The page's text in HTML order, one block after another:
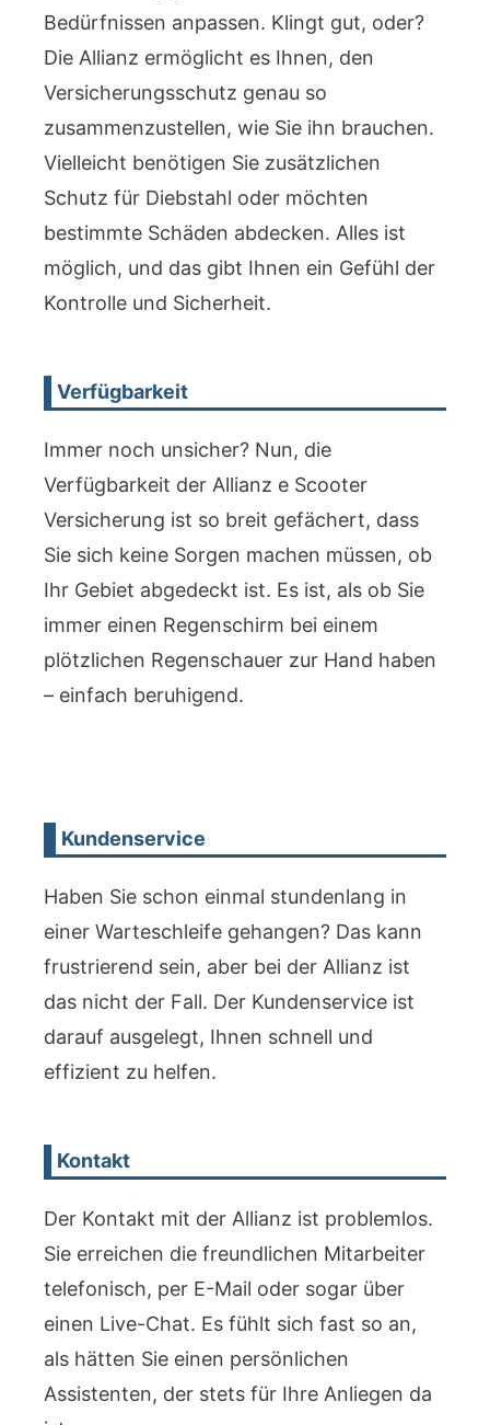
Bedürfnissen anpassen. Klingt gut, oder?
Die Allianz ermöglicht es Ihnen, den
Versicherungsschutz genau so
zusammenzustellen, wie Sie ihn brauchen.
Vielleicht benötigen Sie zusätzlichen
Schutz für Diebstahl oder möchten
bestimmte Schäden abdecken. Alles ist
möglich, und das gibt Ihnen ein Gefühl der
Kontrolle und Sicherheit.
Verfügbarkeit
Immer noch unsicher? Nun, die
Verfügbarkeit der Allianz e Scooter
Versicherung ist so breit gefächert, dass
Sie sich keine Sorgen machen müssen, ob
Ihr Gebiet abgedeckt ist. Es ist, als ob Sie
immer einen Regenschirm bei einem
plötzlichen Regenschauer zur Hand haben
– einfach beruhigend.
Kundenservice
Haben Sie schon einmal stundenlang in
einer Warteschleife gehangen? Das kann
frustrierend sein, aber bei der Allianz ist
das nicht der Fall. Der Kundenservice ist
darauf ausgelegt, Ihnen schnell und
effizient zu helfen.
Kontakt
Der Kontakt mit der Allianz ist problemlos.
Sie erreichen die freundlichen Mitarbeiter
telefonisch, per E-Mail oder sogar über
einen Live-Chat. Es fühlt sich fast so an,
als hätten Sie einen persönlichen
Assistenten, der stets für Ihre Anliegen da